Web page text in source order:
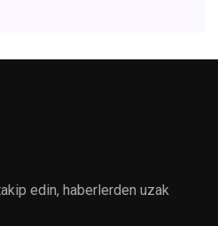
edin, haberlerden uzak